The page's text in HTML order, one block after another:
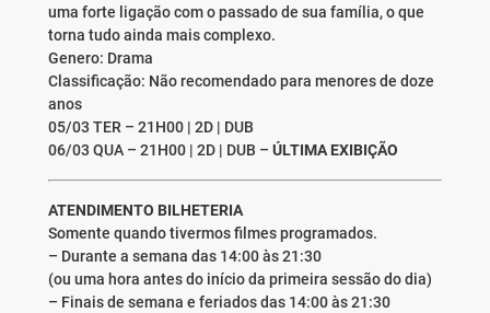
uma forte ligação com o passado de sua família, o que
torna tudo ainda mais complexo.
Genero: Drama
Classificação: Não recomendado para menores de doze
anos
05/03 TER – 21H00 | 2D | DUB
06/03 QUA – 21H00 | 2D | DUB – ÚLTIMA EXIBIÇÃO
ATENDIMENTO BILHETERIA
Somente quando tivermos filmes programados.
– Durante a semana das 14:00 às 21:30
(ou uma hora antes do início da primeira sessão do dia)
– Finais de semana e feriados das 14:00 às 21:30